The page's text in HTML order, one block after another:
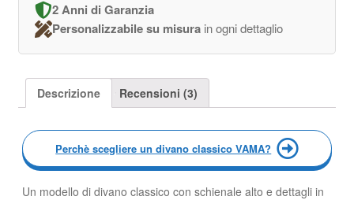
2 Anni di Garanzia
Personalizzabile su misurain ogni dettaglio
Descrizione Recensioni (3)
Perchè scegliere un divano classico VAMA?
Un modello di divano classico con schienale alto e dettagli in